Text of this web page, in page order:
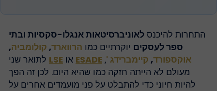
התחרות להיכנסלאוניברסיטאות אנגלו-סקסיות ובתי
ספר לעסקיםיוקרתיים כמוהרווארד,קולומביה,
אוקספורד,קיימברידג ',
ESADEאו LSEלתואר שני
מעולם לא הייתה חזקה כמו שהיא היום. לכן זה הפך
להיות חיוני כדי להתבלט על פני מועמדים אחרים על